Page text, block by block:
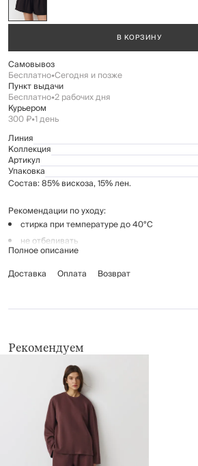
В КОРЗИНУ
Самовывоз
Бесплатно•Сегодня и позже
Пункт выдачи
Бесплатно•2 рабочих дня
Курьером
300 ₽•1 день
Линия
Коллекция
Артикул
Упаковка
Состав: 85% вискоза, 15% лен.
Рекомендации по уходу:
стирка при температуре до 40°C
не отбеливать
гладить при температуре до 110°C, без пара
химчистка запрещена
Полное описание
Доставка
Оплата Возврат
Рекомендуем